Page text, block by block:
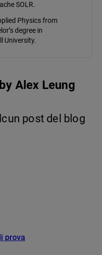
SOLR.
Physics from
degree in
University.
by Alex Leung
post del blog
prova